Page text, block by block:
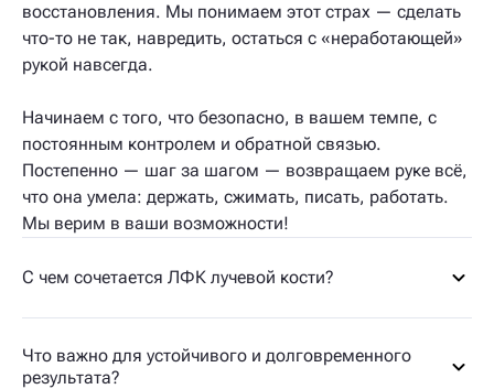
восстановления. Мы понимаем этот страх — сделать
что-то не так, навредить, остаться с «неработающей»
рукой навсегда.
Начинаем с того, что безопасно, в вашем темпе, с
постоянным контролем и обратной связью.
Постепенно — шаг за шагом — возвращаем руке всё,
что она умела: держать, сжимать, писать, работать.
Мы верим в ваши возможности!
С чем сочетается ЛФК лучевой кости?
Что важно для устойчивого и долговременного
результата?